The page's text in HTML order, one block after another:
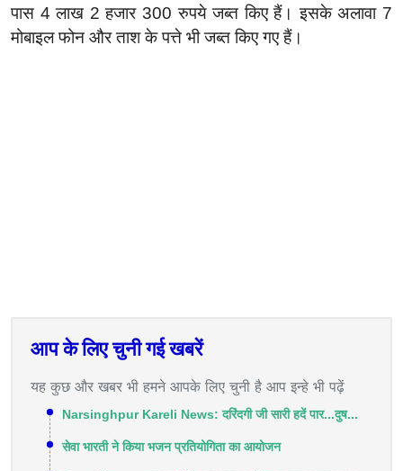
पास 4 लाख 2 हजार 300 रुपये जब्त किए हैं। इसके अलावा 7
मोबाइल फोन और ताश के पत्ते भी जब्त किए गए हैं।
आप के लिए चुनी गई खबरें
यह कुछ और खबर भी हमने आपके लिए चुनी है आप इन्हे भी पढ़ें
Narsinghpur Kareli News: दरिंदगी जी सारी हदें पार...दुष...
सेवा भारती ने किया भजन प्रतियोगिता का आयोजन